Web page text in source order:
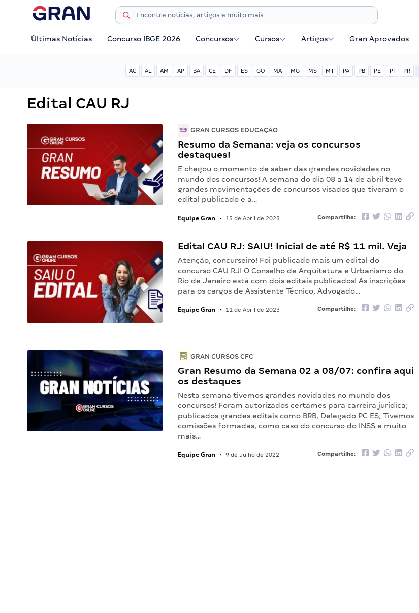
Últimas Notícias Concurso IBGE 2026 Concursos Cursos Artigos Gran Aprovados
AC AL AM AP BA CE DF ES GO MA MG MS MT PA PB PE PI PR
Edital CAU RJ
GRAN CURSOS EDUCAÇÃO
Resumo da Semana: veja os concursos
destaques!
E chegou o momento de saber das grandes novidades no
mundo dos concursos! A semana do dia 08 a 14 de abril teve
grandes movimentações de concursos visados que tiveram o
edital publicado e a…
Equipe Gran • 15 de Abril de 2023 Compartilhe:
Edital CAU RJ: SAIU! Inicial de até R$ 11 mil. Veja
Atenção, concurseiro! Foi publicado mais um edital do
concurso CAU RJ! O Conselho de Arquitetura e Urbanismo do
Rio de Janeiro está com dois editais publicados! As inscrições
para os cargos de Assistente Técnico, Advogado…
Equipe Gran • 11 de Abril de 2023 Compartilhe:
GRAN CURSOS CFC
Gran Resumo da Semana 02 a 08/07: confira aqui
os destaques
Nesta semana tivemos grandes novidades no mundo dos
concursos! Foram autorizados certames para carreira jurídica;
publicados grandes editais como BRB, Delegado PC ES; Tivemos
comissões formadas, como caso do concurso do INSS e muito
mais…
Equipe Gran • 9 de Julho de 2022 Compartilhe: